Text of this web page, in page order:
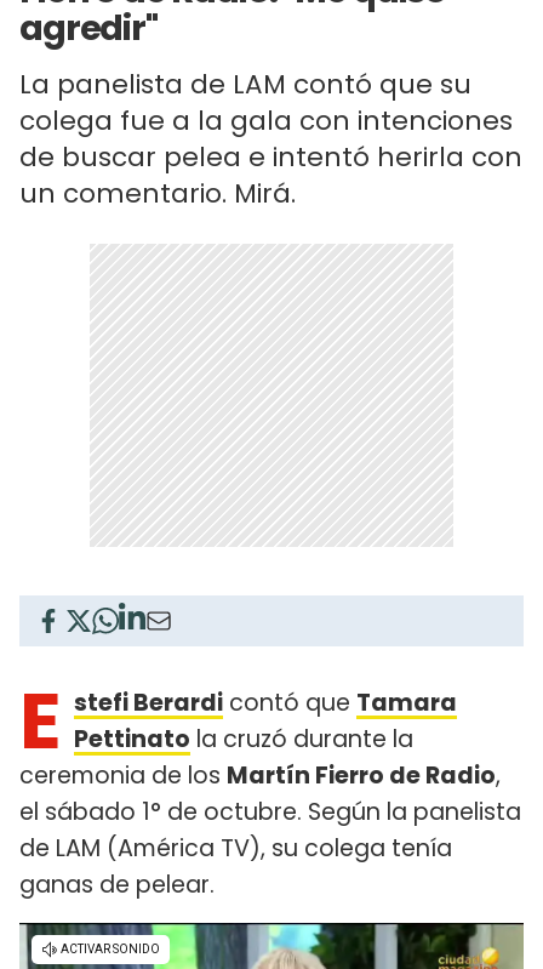
agredir"
La panelista de LAM contó que su
colega fue a la gala con intenciones
de buscar pelea e intentó herirla con
un comentario. Mirá.
E stefi Berardi contó que Tamara
Pettinato la cruzó durante la
ceremonia de los Martín Fierro de Radio,
el sábado 1° de octubre. Según la panelista
de LAM (América TV), su colega tenía
ganas de pelear.